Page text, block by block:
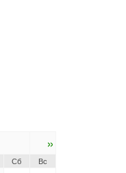
»
Сб Вс